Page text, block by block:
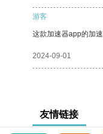
游客
这款加速器app的加
2024-09-01
友情链接